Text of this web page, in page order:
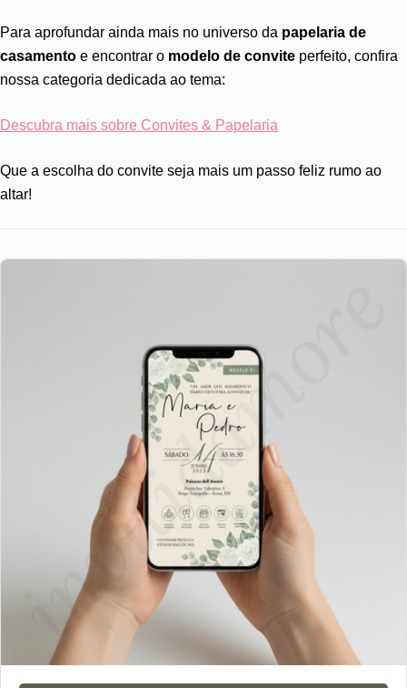
Para aprofundar ainda mais no universo da papelaria de
casamento e encontrar o modelo de convite perfeito, confira
nossa categoria dedicada ao tema:
Descubra mais sobre Convites & Papelaria
Que a escolha do convite seja mais um passo feliz rumo ao
altar!